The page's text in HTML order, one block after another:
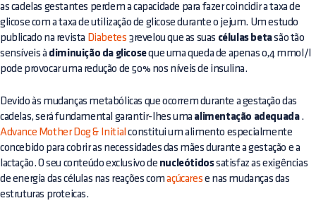
as cadelas gestantes perdem a capacidade para fazer coincidir a taxa de
glicose com a taxa de utilização de glicose durante o jejum. Um estudo
publicado na revista Diabetes 3revelou que as suas células betasão tão
sensíveis à diminuição da glicoseque uma queda de apenas 0,4 mmol/l
pode provocar uma redução de 50% nos níveis de insulina.
Devido às mudanças metabólicas que ocorrem durante a gestação das
cadelas, será fundamental garantir-lhes uma alimentação adequada.
Advance Mother Dog & Initial constitui um alimento especialmente
concebido para cobrir as necessidades das mães durante a gestação e a
lactação. O seu conteúdo exclusivo de nucleótidossatisfaz as exigências
de energia das células nas reações comaçúcares e nas mudanças das
estruturas proteicas.